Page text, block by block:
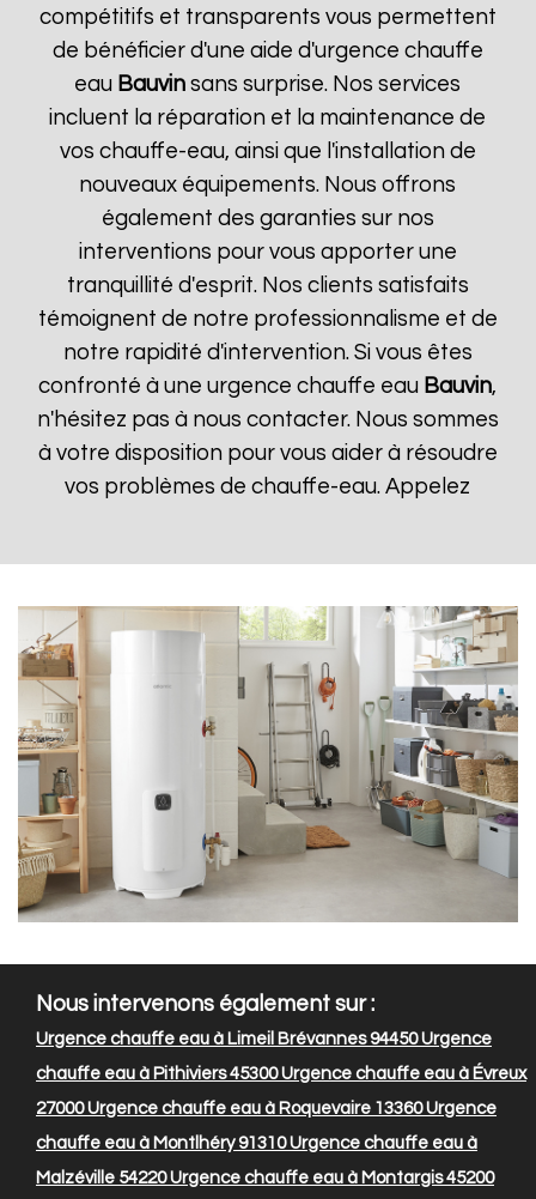
compétitifs et transparents vous permettent
de bénéficier d'une aide d'urgence chauffe
eau Bauvin sans surprise. Nos services
incluent la réparation et la maintenance de
vos chauffe-eau, ainsi que l'installation de
nouveaux équipements. Nous offrons
également des garanties sur nos
interventions pour vous apporter une
tranquillité d'esprit. Nos clients satisfaits
témoignent de notre professionnalisme et de
notre rapidité d'intervention. Si vous êtes
confronté à une urgence chauffe eau Bauvin,
n'hésitez pas à nous contacter. Nous sommes
à votre disposition pour vous aider à résoudre
vos problèmes de chauffe-eau. Appelez
Nous intervenons également sur :
Urgence chauffe eau à Limeil Brévannes 94450Urgence
chauffe eau à Pithiviers 45300Urgence chauffe eau à Évreux
27000Urgence chauffe eau à Roquevaire 13360Urgence
chauffe eau à Montlhéry 91310Urgence chauffe eau à
Malzéville 54220Urgence chauffe eau à Montargis 45200